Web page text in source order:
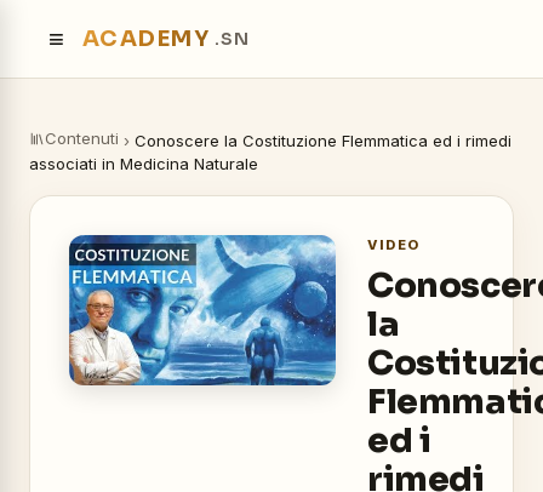
≡ ACADEMY .SN
Contenuti › Conoscere la Costituzione Flemmatica ed i rimedi
associati in Medicina Naturale
VIDEO
la
ed i
rimedi